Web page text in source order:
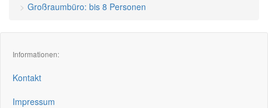
Großraumbüro: bis 8 Personen
Informationen:
Kontakt
Impressum